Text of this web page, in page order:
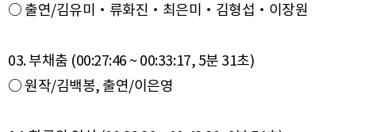
○ 출연/김유미‧류화진‧최은미‧김형섭‧이장원
03. 부채춤 (00:27:46 ~ 00:33:17, 5분 31초)
○ 원작/김백봉, 출연/이은영